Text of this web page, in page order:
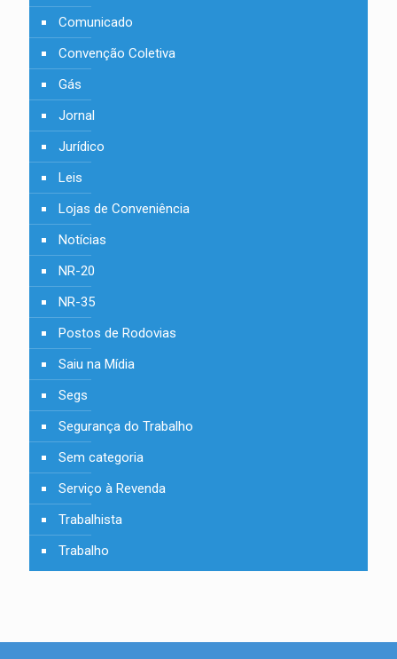
Comunicado
Convenção Coletiva
Gás
Jornal
Jurídico
Leis
Lojas de Conveniência
Notícias
NR-20
NR-35
Postos de Rodovias
Saiu na Mídia
Segs
Segurança do Trabalho
Sem categoria
Serviço à Revenda
Trabalhista
Trabalho